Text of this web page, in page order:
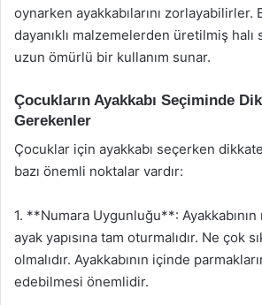
oynarken ayakkabılarını zorlayabilirler.
dayanıklı malzemelerden üretilmiş halı
uzun ömürlü bir kullanım sunar.
Çocukların Ayakkabı Seçiminde
Gerekenler
Çocuklar için ayakkabı seçerken
bazı önemli noktalar vardır:
1. **Numara Uygunluğu**: Ayakkabının
ayak yapısına tam oturmalıdır. Ne çok
olmalıdır. Ayakkabının içinde
edebilmesi önemlidir.